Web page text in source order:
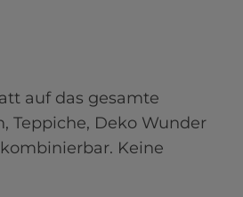
auf das gesamte
Teppiche, Deko Wunder
Keine